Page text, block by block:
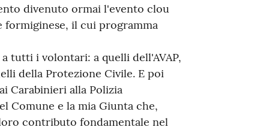
divenuto ormai l'evento clou
formiginese, il cui programma
tutti i volontari: a quelli dell'AVAP,
della Protezione Civile. E poi
Carabinieri alla Polizia
Comune e la mia Giunta che,
contributo fondamentale nel